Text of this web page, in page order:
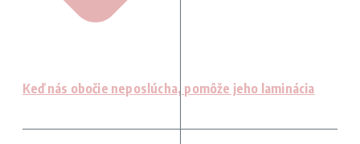
Keď nás obočie neposlúcha, pomôže jeho laminácia